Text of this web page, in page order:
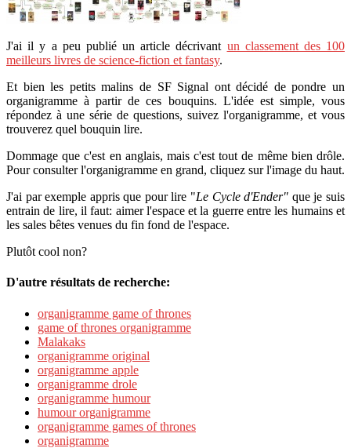
J'ai il y a peu publié un article décrivant un classement des 100
meilleurs livres de science-fiction et fantasy.
Et bien les petits malins de SF Signal ont décidé de pondre un
organigramme à partir de ces bouquins. L'idée est simple, vous
répondez à une série de questions, suivez l'organigramme, et vous
trouverez quel bouquin lire.
Dommage que c'est en anglais, mais c'est tout de même bien drôle.
Pour consulter l'organigramme en grand, cliquez sur l'image du haut.
J'ai par exemple appris que pour lire "Le Cycle d'Ender" que je suis
entrain de lire, il faut: aimer l'espace et la guerre entre les humains et
les sales bêtes venues du fin fond de l'espace.
Plutôt cool non?
D'autre résultats de recherche:
organigramme game of thrones
game of thrones organigramme
Malakaks
organigramme original
organigramme apple
organigramme drole
organigramme humour
humour organigramme
organigramme games of thrones
organigramme